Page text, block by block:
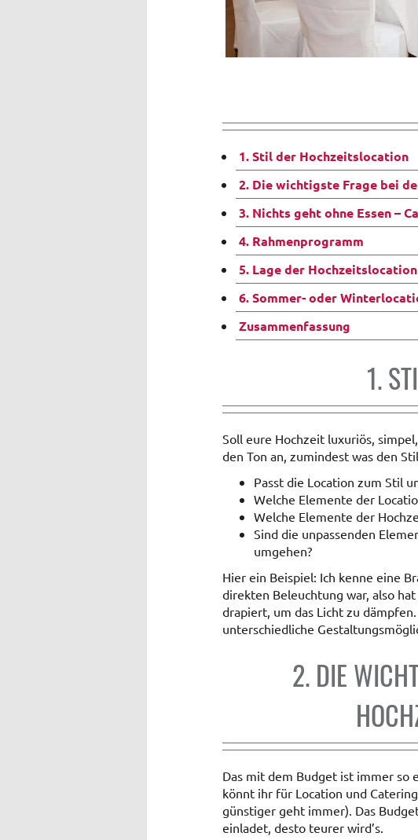
1. Stil der Hochzeitslocation
2. Die wichtigste Frage bei
3. Nichts geht ohne Essen –
4. Rahmenprogramm
5. Lage der Hochzeitslocation
6. Sommer- oder
Zusammenfassung
1.
Soll eure Hochzeit luxuriös,
den Ton an, zumindest was den
Passt die Location zum Stil
Welche Elemente der
Welche Elemente der
Sind die unpassenden
umgehen?
Hier ein Beispiel: Ich kenne eine
direkten Beleuchtung war, also
drapiert, um das Licht zu
unterschiedliche
2. DIE
Das mit dem Budget ist immer so
könnt ihr für Location und
günstiger geht immer). Das
einladet, desto teurer wird’s.